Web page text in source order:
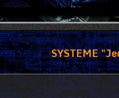
SYSTEME